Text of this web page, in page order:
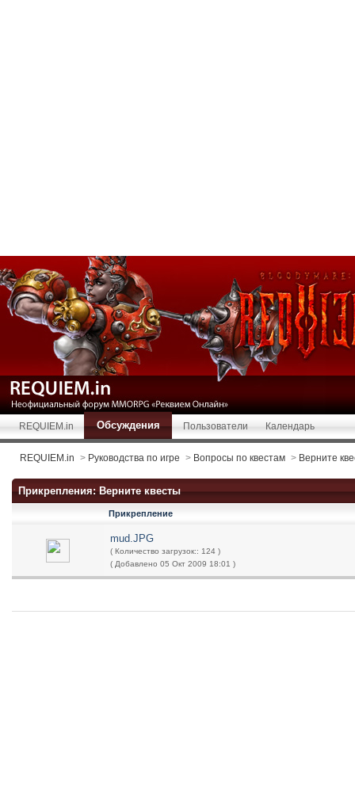
REQUIEM.in Обсуждения Пользователи Календарь
REQUIEM.in > Руководства по игре > Вопросы по квестам > Верните
Прикрепления: Верните квесты
Прикрепление
mud.JPG
( Количество загрузок:: 124 )
( Добавлено 05 Окт 2009 18:01 )